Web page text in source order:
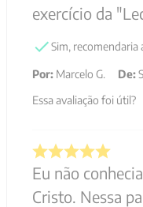
exercício da
Sim, recomendaria
Por: Marcelo G. De:
Essa avaliação foi útil?
Eu não
Cristo. Nessa